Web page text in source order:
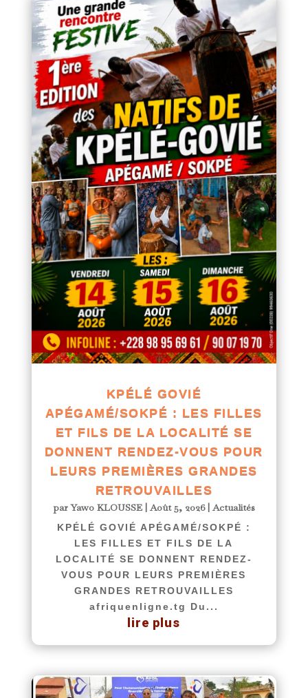
KPÉLÉ GOVIÉ
APÉGAMÉ/SOKPÉ : LES FILLES
ET FILS DE LA LOCALITÉ SE
DONNENT RENDEZ-VOUS POUR
LEURS PREMIÈRES GRANDES
RETROUVAILLES
parYawo KLOUSSE|Août 5, 2026|Actualités
KPÉLÉ GOVIÉ APÉGAMÉ/SOKPÉ :
LES FILLES ET FILS DE LA
LOCALITÉ SE DONNENT RENDEZ-
VOUS POUR LEURS PREMIÈRES
GRANDES RETROUVAILLES
afriquenligne.tg Du...
lire plus